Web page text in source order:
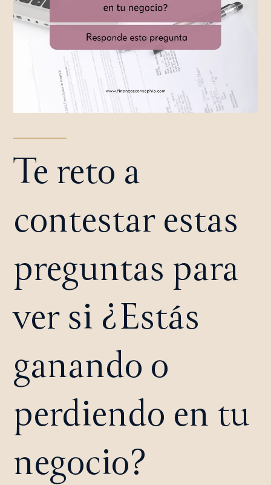
Te reto a
contestar estas
preguntas para
ver si ¿Estás
ganando o
perdiendo en tu
negocio?